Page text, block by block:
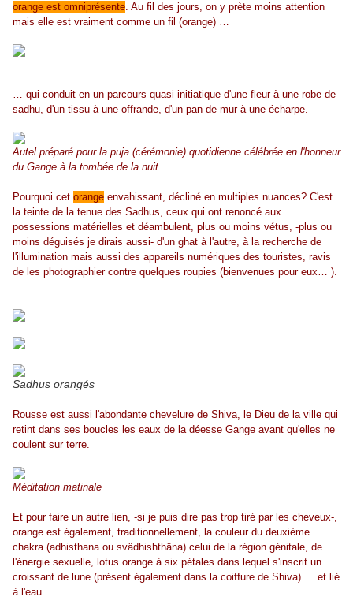
orange est omniprésente. Au fil des jours, on y prète moins attention
mais elle est vraiment comme un fil (orange) …
… qui conduit en un parcours quasi initiatique d'une fleur à une robe de
sadhu, d'un tissu à une offrande, d'un pan de mur à une écharpe.
Autel préparé pour la puja (cérémonie) quotidienne célébrée en l'honneur
du Gange à la tombée de la nuit.
Pourquoi cet orange envahissant, décliné en multiples nuances? C'est
la teinte de la tenue des Sadhus, ceux qui ont renoncé aux
possessions matérielles et déambulent, plus ou moins vétus, -plus ou
moins déguisés je dirais aussi- d'un ghat à l'autre, à la recherche de
l'illumination mais aussi des appareils numériques des touristes, ravis
de les photographier contre quelques roupies (bienvenues pour eux… ).
Sadhus orangés
Rousse est aussi l'abondante chevelure de Shiva, le Dieu de la ville qui
retint dans ses boucles les eaux de la déesse Gange avant qu'elles ne
coulent sur terre.
Méditation matinale
Et pour faire un autre lien, -si je puis dire pas trop tiré par les cheveux-,
orange est également, traditionnellement, la couleur du deuxième
chakra (adhisthana ou svädhishthäna) celui de la région génitale, de
l'énergie sexuelle, lotus orange à six pétales dans lequel s'inscrit un
croissant de lune (présent également dans la coiffure de Shiva)… et lié
à l'eau.